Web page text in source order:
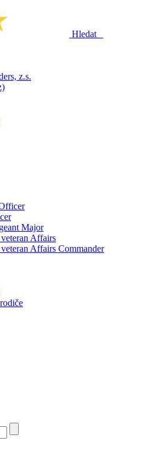
Hledat
z.s.
Major
Affairs
Affairs Commander